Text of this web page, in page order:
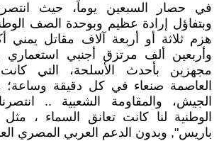
في حصار السبعين يوماً، حيث
وبتفاؤل إرادة عظيم وبوحدة الصف
هزم ثلاثة أو أربعة آلاف مقاتل
وأربعين ألف مرتزق أجنبي استعماري
مجهزين بأحدث الأسلحة، التي
العاصمة صنعاء في كل دقيقة وساعة؛
الجيش، والمقاومة الشعبية ..
الوطنية لنا كانت تعانق السماء ،
باريس", وبدون الدعم العربي المصري